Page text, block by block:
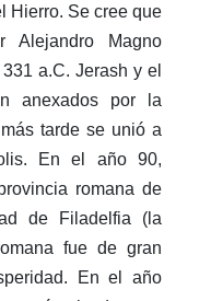
Hierro. Se cree que
Alejandro Magno
a.C. Jerash y el
anexados por la
tarde se unió a
En el año 90,
romana de
de Filadelfia (la
fue de gran
En el año